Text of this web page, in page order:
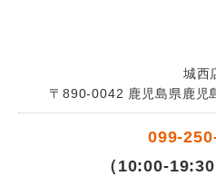
城西
〒890-0042 鹿児島県鹿児
099-
（10:00-